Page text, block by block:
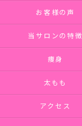
お客様の声
当サロンの特徴
痩身
太もも
アクセス